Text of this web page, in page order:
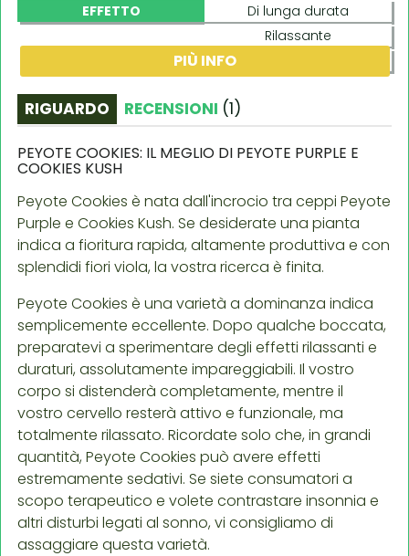
EFFETTO
Di lunga durata
Rilassante
PIÙ INFO
RIGUARDO RECENSIONI (1)
PEYOTE COOKIES: IL MEGLIO DI PEYOTE PURPLE E
COOKIES KUSH
Peyote Cookies è nata dall'incrocio tra ceppi Peyote
Purple e Cookies Kush. Se desiderate una pianta
indica a fioritura rapida, altamente produttiva e con
splendidi fiori viola, la vostra ricerca è finita.
Peyote Cookies è una varietà a dominanza indica
semplicemente eccellente. Dopo qualche boccata,
preparatevi a sperimentare degli effetti rilassanti e
duraturi, assolutamente impareggiabili. Il vostro
corpo si distenderà completamente, mentre il
vostro cervello resterà attivo e funzionale, ma
totalmente rilassato. Ricordate solo che, in grandi
quantità, Peyote Cookies può avere effetti
estremamente sedativi. Se siete consumatori a
scopo terapeutico e volete contrastare insonnia e
altri disturbi legati al sonno, vi consigliamo di
assaggiare questa varietà.